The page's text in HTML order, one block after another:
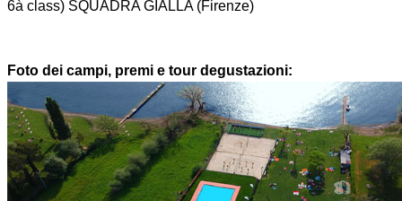
6à class) SQUADRA GIALLA (Firenze)
Foto dei campi, premi e tour degustazioni: